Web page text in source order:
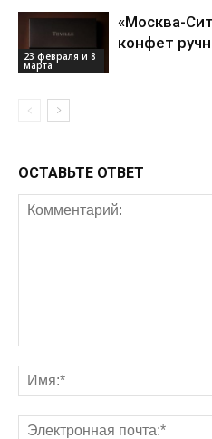
23 февраля и 8
марта
«Москва-
конфет
ОСТАВЬТЕ ОТВЕТ